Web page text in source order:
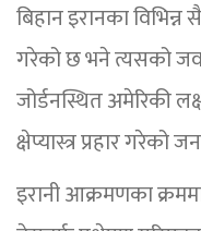
बिहान इरानका
गरेको छ भने त्यसको
जोर्डनस्थित अमेरिकी
क्षेप्यास्त्र प्रहार गरेको
इरानी आक्रमणका